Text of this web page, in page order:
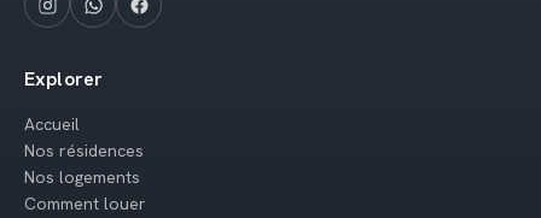
Explorer
Accueil
Nos résidences
Nos logements
Comment louer